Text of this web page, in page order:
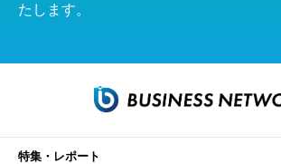
たします。
特集・レポート